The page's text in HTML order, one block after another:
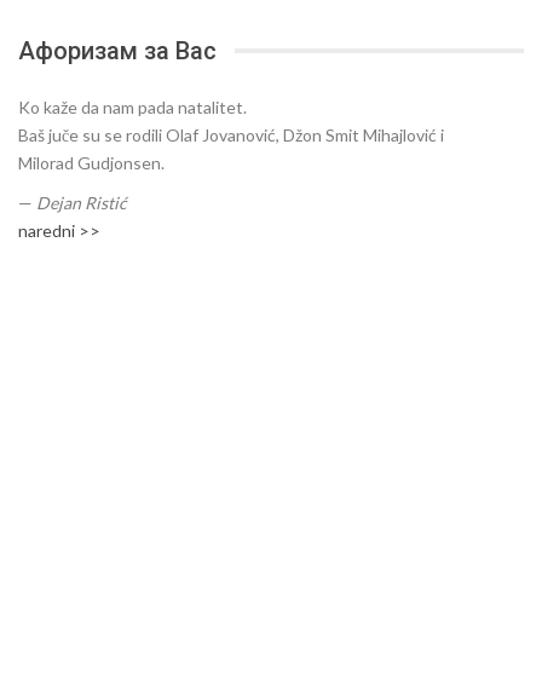
Афоризам за Вас
Ko kaže da nam pada natalitet.
Baš juče su se rodili Olaf Jovanović, Džon Smit Mihajlović i
Milorad Gudjonsen.
— Dejan Ristić
naredni >>